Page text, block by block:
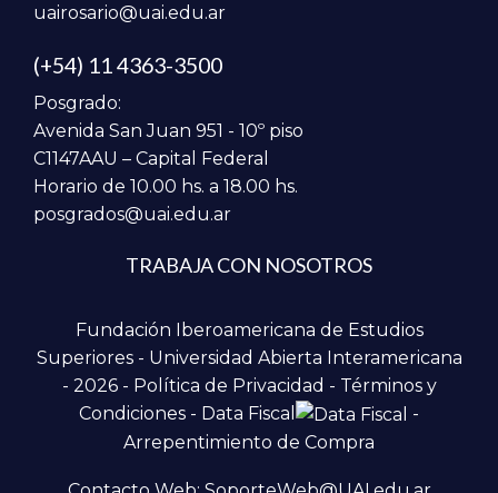
uairosario@uai.edu.ar
(+54) 11 4363-3500
Posgrado:
Avenida San Juan 951 - 10º piso
C1147AAU – Capital Federal
Horario de 10.00 hs. a 18.00 hs.
posgrados@uai.edu.ar
TRABAJA CON NOSOTROS
Fundación Iberoamericana de Estudios
Superiores - Universidad Abierta Interamericana
- 2026 - Política de Privacidad - Términos y
Condiciones - Data Fiscal
-
Arrepentimiento de Compra